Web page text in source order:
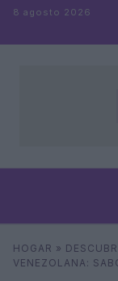
Saltar al contenido
8 agosto 2026
Buscar
HOGAR »
VENEZOLANA: